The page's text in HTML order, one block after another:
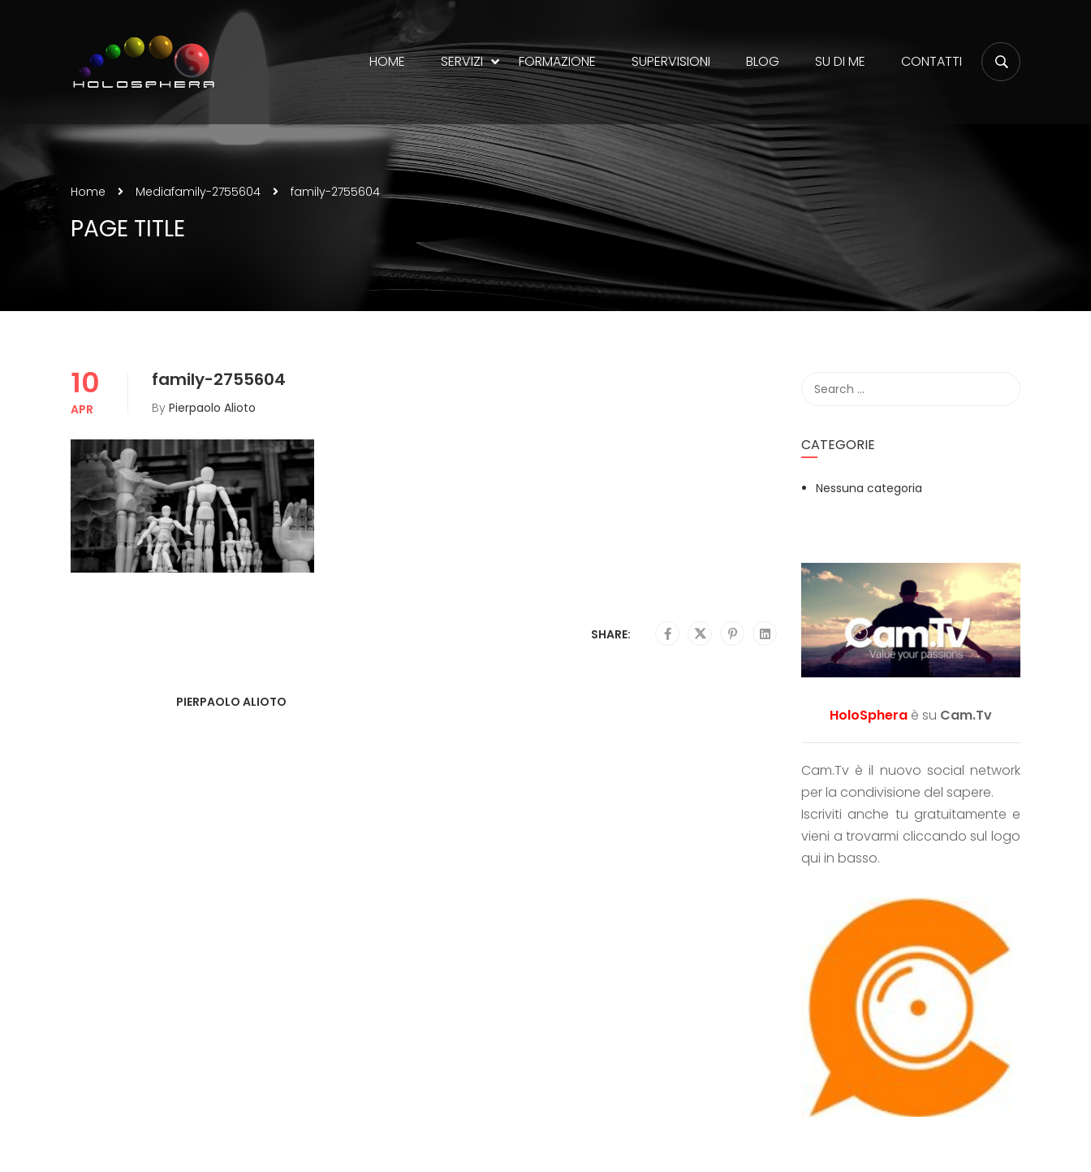
HOME SERVIZI FORMAZIONE SUPERVISIONI BLOG SU DI ME CONTATTI
Home Mediafamily-2755604 family-2755604
PAGE TITLE
10
APR
family-2755604
By Pierpaolo Alioto
SHARE:
PIERPAOLO ALIOTO
CATEGORIE
Nessuna categoria
HoloSphera è su Cam.Tv
Cam.Tv è il nuovo social network
per la condivisione del sapere.
Iscriviti anche tu gratuitamente e
vieni a trovarmi cliccando sul logo
qui in basso.